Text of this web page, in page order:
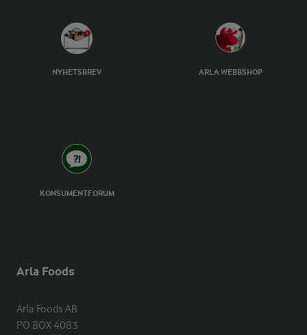
NYHETSBREV ARLA WEBBSHOP
KONSUMENTFORUM
Arla Foods
Arla Foods AB
PO BOX 4083